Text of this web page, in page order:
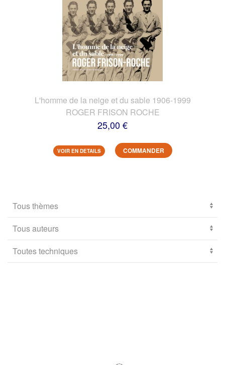
L'homme de la neige et du sable 1906-1999
ROGER FRISON ROCHE
25,00 €
VOIR EN DETAILS COMMANDER